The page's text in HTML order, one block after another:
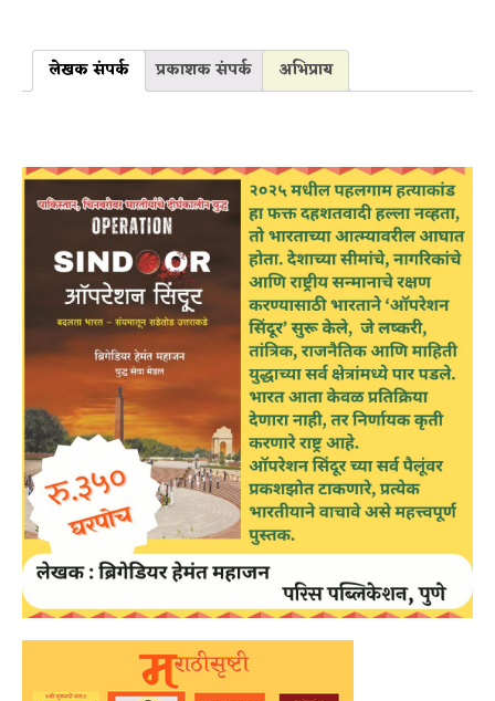
लेखक संपर्क प्रकाशक संपर्क अभिप्राय